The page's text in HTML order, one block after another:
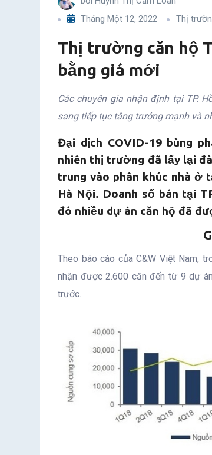
Tháng Một 12, 2022
Thị
Thị trường căn hộ
bằng giá mới
Các chuyên gia nhận định tại TP.
sang tiếp tục tăng trưởng mạnh và
Đại dịch COVID-19 bùng
nhiên thị trường đã lấy lại
trung vào phân khúc nhà ở
Hà Nội. Doanh số bán tại
đó nhiều dự án căn hộ đã
Theo báo cáo của C&W Việt Nam,
nhận được 2.600 căn đến từ 9 dự
trước.